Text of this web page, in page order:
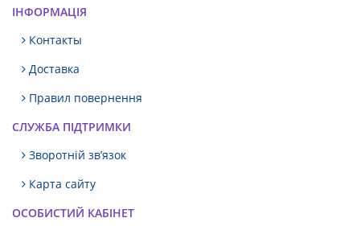
ІНФОРМАЦІЯ
Контакты
Доставка
Правил повернення
СЛУЖБА ПІДТРИМКИ
Зворотній зв’язок
Карта сайту
ОСОБИСТИЙ КАБІНЕТ